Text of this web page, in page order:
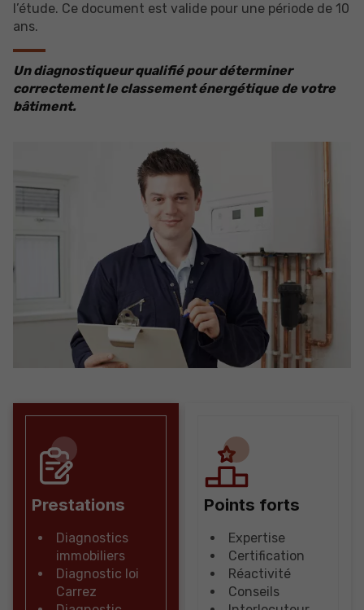
l’étude. Ce document est valide pour une période de 10
ans.
Un diagnostiqueur qualifié pour déterminer
correctement le classement énergétique de votre
bâtiment.​​​​​​
Prestations
Diagnostics
immobiliers
Diagnostic loi
Carrez
Points forts
Expertise
Certification
Réactivité
Conseils